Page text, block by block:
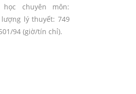
chuyên môn:
lý thuyết: 749
94 (giờ/tín chỉ).